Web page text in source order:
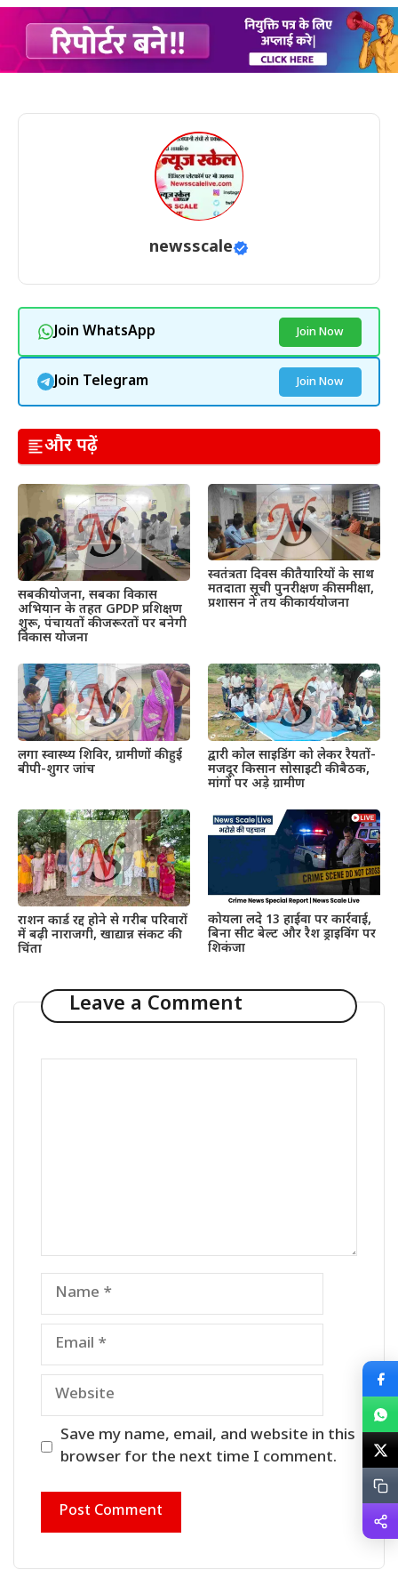
newsscale
Join WhatsApp Join Now
Join Telegram Join Now
और पढ़ें
सबकी योजना, सबका विकास
अभियान के तहत GPDP प्रशिक्षण
शुरू, पंचायतों की जरूरतों पर बनेगी
विकास योजना
स्वतंत्रता दिवस की तैयारियों के साथ
मतदाता सूची पुनरीक्षण की समीक्षा,
प्रशासन ने तय की कार्ययोजना
लगा स्वास्थ्य शिविर, ग्रामीणों की हुई
बीपी-शुगर जांच
द्वारी कोल साइडिंग को लेकर रैयतों-
मजदूर किसान सोसाइटी की बैठक,
मांगों पर अड़े ग्रामीण
राशन कार्ड रद्द होने से गरीब परिवारों
में बढ़ी नाराजगी, खाद्यान्न संकट की
चिंता
कोयला लदे 13 हाईवा पर कार्रवाई,
बिना सीट बेल्ट और रैश ड्राइविंग पर
शिकंजा
Leave a Comment
Name
Email
Website
Save my name, email, and website in this
browser for the next time I comment.